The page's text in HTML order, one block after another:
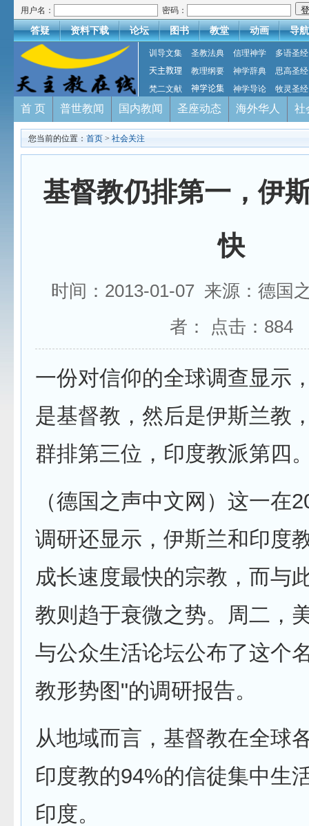
用户名： 密码：
答疑 资料下载 论坛 图书 教堂 动画 导航
训导文集 圣教法典 信理神学
多语圣经
天主教理
教理纲要 神学辞典
思高圣经
梵二文献
神学论集 神学导论 牧灵圣经
首 页 普世教闻 国内教闻 圣座动态 海外华人 社
您当前的位置： 首页 > 社会关注
基督教仍排第一，伊
快
时间：2013-01-07 来源：德国
者： 点击： 884
一份对信仰的全球调查显示
是基督教，然后是伊斯兰教
群排第三位，印度教派第四
（德国之声中文网）这一在
调研还显示，伊斯兰和印度
成长速度最快的宗教，而与
教则趋于衰微之势。周二，
与公众生活论坛公布了这个
教形势图"的调研报告。
从地域而言，基督教在全球
印度教的94%的信徒集中生
印度。